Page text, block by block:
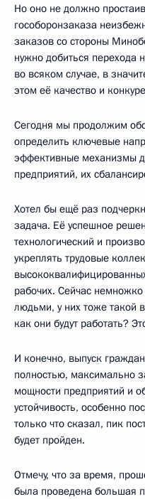
Но оно не должно
гособоронзаказа
заказов со стороны
нужно добиться перехода
во всяком случае, в
этом её качество и
Сегодня мы продолжим
определить ключевые
эффективные механизмы
предприятий, их
Хотел бы ещё раз
задача. Её успешное
технологический и
укреплять трудовые
рабочих. Сейчас
людьми, у них тоже такой
как они будут работать?
И конечно, выпуск
полностью, максимально
мощности предприятий и
устойчивость, особенно
только что сказал, пик
будет пройден.
Отмечу, что за время,
была проведена большая